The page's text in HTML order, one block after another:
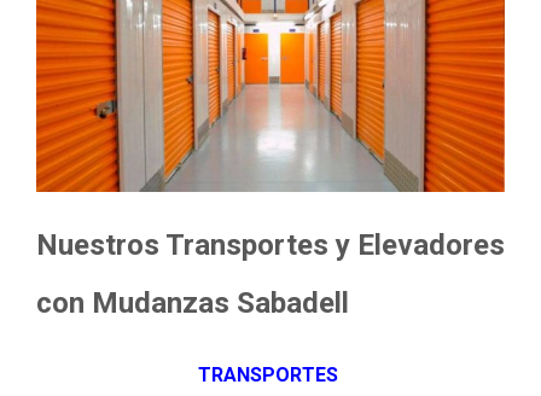
Nuestros Transportes y Elevadores
con Mudanzas Sabadell
TRANSPORTES